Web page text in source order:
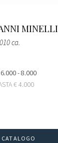
MINELLI
ca.
- 8.000
€ 4.000